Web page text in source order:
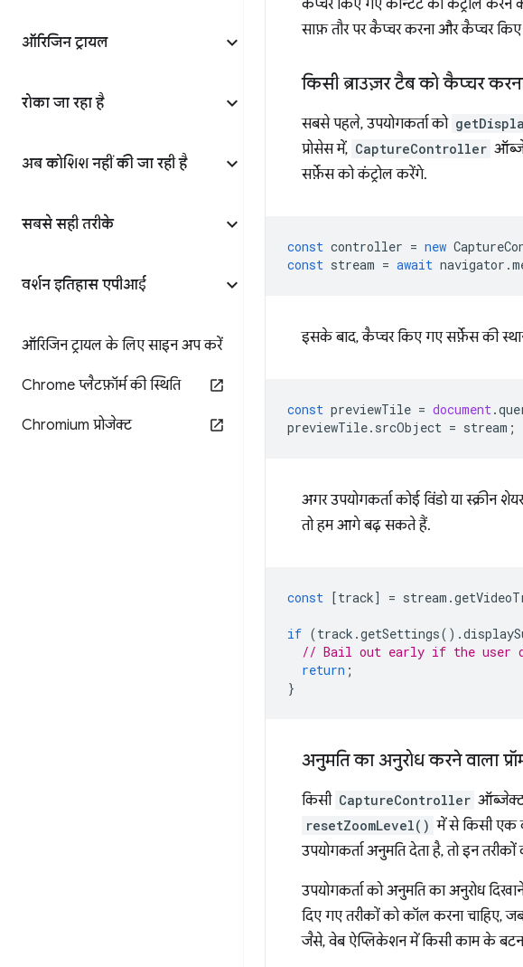
ऑरिजिन ट्रायल
रोका जा रहा है
अब कोशिश नहीं की जा रही है
सबसे सही तरीके
वर्शन इतिहास एपीआई
ऑरिजिन ट्रायल के लिए साइन अप करें
Chrome प्लैटफ़ॉर्म की स्थिति
Chromium प्रोजेक्ट
कैप्चर किए गए कॉन्टेंट को कंट्रोल करने
साफ़ तौर पर कैप्चर करना और कैप्चर
किसी ब्राउज़र टैब को कैप्चर
सबसे पहले, उपयोगकर्ता को
प्रोसेस में, CaptureController
सर्फ़ेस को कंट्रोल करेंगे.
const controller = new
const stream = await navigator .
इसके बाद, कैप्चर किए गए सर्फ़ेस की
const previewTile = document .
previewTile. srcObject = stream ;
अगर उपयोगकर्ता कोई विंडो या स्क्रीन
तो हम आगे बढ़ सकते हैं.
const [track] = stream .
if (track .getSettings().
// Bail out early if the user
return ;
}
अनुमति का अनुरोध करने वाला
किसी CaptureController
resetZoomLevel() में से किसी एक
उपयोगकर्ता अनुमति देता है, तो इन
उपयोगकर्ता को अनुमति का अनुरोध
दिए गए तरीकों को कॉल करना चाहिए,
जैसे, वेब ऐप्लिकेशन में किसी काम के